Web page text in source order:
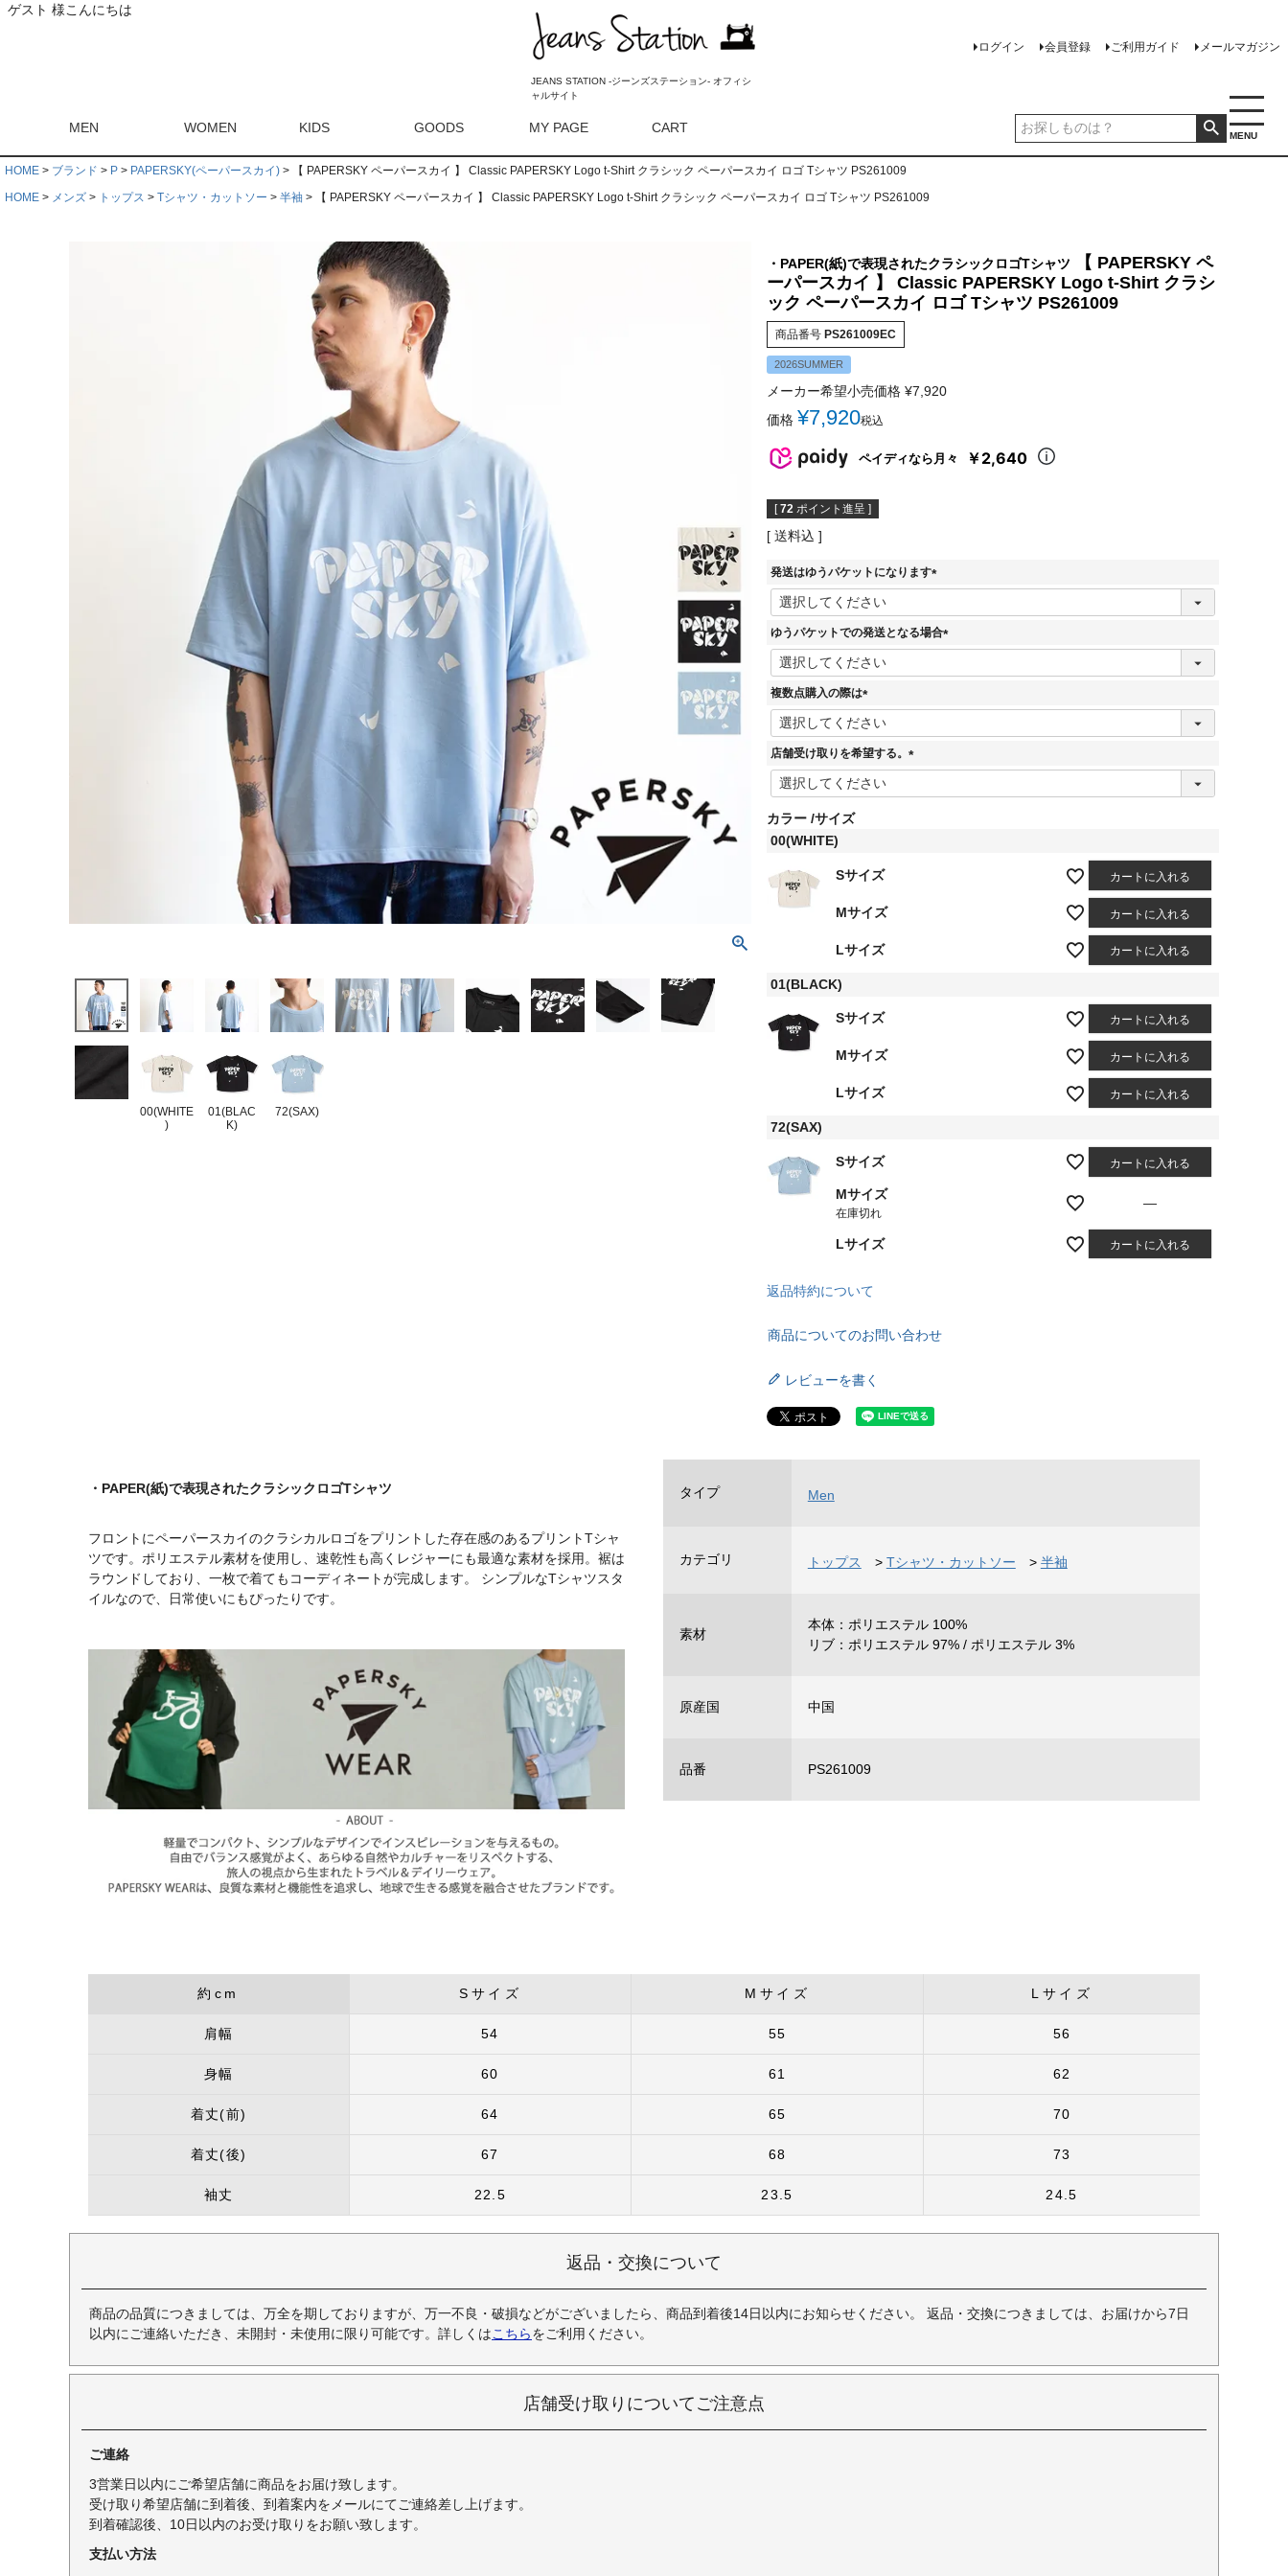
ゲスト 様こんにちは
MENU
JEANS STATION -ジーンズステーション- オフィシ
ャルサイト
ログイン 会員登録 ご利用ガイド メールマガジン
MEN WOMEN KIDS GOODS MY PAGE CART
HOME ブランド P PAPERSKY(ペーパースカイ)
【 PAPERSKY ペーパースカイ 】 Classic PAPERSKY Logo t-Shirt クラシック ペーパースカイ ロゴ Tシャツ PS261009
HOME
メンズ トップス Tシャツ・カットソー 半袖 【 PAPERSKY ペーパースカイ 】 Classic PAPERSKY Logo t-Shirt クラシック ペーパースカイ ロゴ Tシャツ PS261009
00(WHITE
)
01(BLAC
K)
72(SAX)
・PAPER(紙)で表現されたクラシックロゴTシャツ
【 PAPERSKY ペ
ーパースカイ 】 Classic PAPERSKY Logo t-Shirt クラシ
ック ペーパースカイ ロゴ Tシャツ PS261009
商品番号 PS261009EC
2026SUMMER
メーカー希望小売価格 ¥7,920
価格 ¥7,920税込
ペイディなら月々 ￥2,640
[ 72 ポイント進呈 ]
送料込
発送はゆうパケットになります
(
須
ゆうパケットでの発送となる場合
(
複数点購入の際は
(
必
須
店舗受け取りを希望する。
(
カラー サイズ
00(WHITE)
Sサイズ カートに入れる
Mサイズ カートに入れる
Lサイズ カートに入れる
01(BLACK)
Sサイズ カートに入れる
Mサイズ カートに入れる
Lサイズ カートに入れる
72(SAX)
Sサイズ カートに入れる
Mサイズ
在庫切れ
—
Lサイズ カートに入れる
返品特約について
商品についてのお問い合わせ
レビューを書く
・PAPER(紙)で表現されたクラシックロゴTシャツ
フロントにペーパースカイのクラシカルロゴをプリントした存在感のあるプリントTシャ
ツです。ポリエステル素材を使用し、速乾性も高くレジャーにも最適な素材を採用。裾は
ラウンドしており、一枚で着てもコーディネートが完成します。 シンプルなTシャツスタ
イルなので、日常使いにもぴったりです。
タイプ Men
カテゴリ トップス > Tシャツ・カットソー > 半袖
素材
本体：ポリエステル 100%
リブ：ポリエステル 97% / ポリエステル 3%
原産国 中国
品番 PS261009
約cm Sサイズ Mサイズ Lサイズ
肩幅 54 55 56
身幅 60 61 62
着丈(前) 64 65 70
着丈(後) 67 68 73
袖丈 22.5 23.5 24.5
返品・交換について
商品の品質につきましては、万全を期しておりますが、万一不良・破損などがございましたら、商品到着後14日以内にお知らせください。 返品・交換につきましては、お届けから7日
以内にご連絡いただき、未開封・未使用に限り可能です。詳しくはこちらをご利用ください。
店舗受け取りについてご注意点
ご連絡
3営業日以内にご希望店舗に商品をお届け致します。
受け取り希望店舗に到着後、到着案内をメールにてご連絡差し上げます。
到着確認後、10日以内のお受け取りをお願い致します。
支払い方法